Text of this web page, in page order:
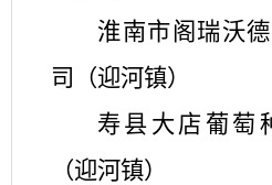
淮南市阁瑞沃
司（迎河镇）
寿县大店葡萄
（迎河镇）